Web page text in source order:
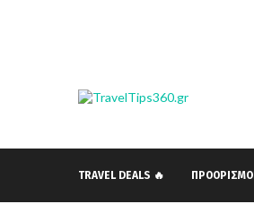
TRAVEL DEALS 🔥 ΠΡΟΟΡΙΣΜΟΊ